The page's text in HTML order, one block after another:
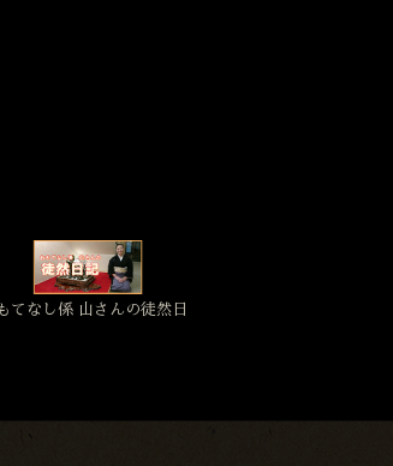
てなし係 山さんの徒然日